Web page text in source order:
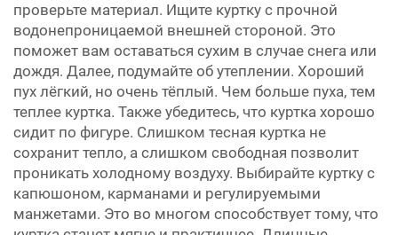
проверьте материал. Ищите куртку с прочной
водонепроницаемой внешней стороной. Это
поможет вам оставаться сухим в случае снега или
дождя. Далее, подумайте об утеплении. Хороший
пух лёгкий, но очень тёплый. Чем больше пуха, тем
теплее куртка. Также убедитесь, что куртка хорошо
сидит по фигуре. Слишком тесная куртка не
сохранит тепло, а слишком свободная позволит
проникать холодному воздуху. Выбирайте куртку с
капюшоном, карманами и регулируемыми
манжетами. Это во многом способствует тому, что